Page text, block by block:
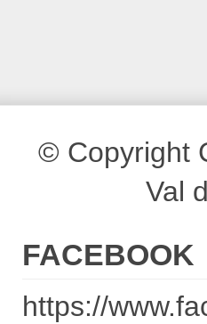
© Copyright
Val
FACEBOOK
https://